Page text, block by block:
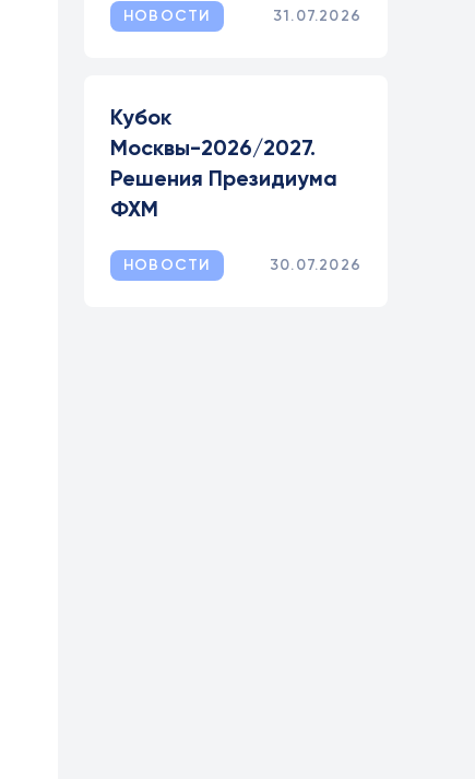
НОВОСТИ 31.07.2026
Кубок
Москвы-2026/2027.
Решения Президиума
ФХМ
НОВОСТИ 30.07.2026